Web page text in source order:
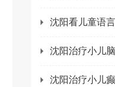
沈阳看儿童语
沈阳治疗小儿
沈阳治疗小儿